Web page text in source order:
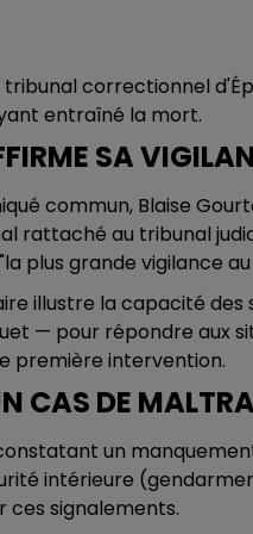
tribunal correctionnel
entraîné la mort.
SA
commun, Blaise
rattaché au tribunal
plus grande vigilance
illustre la capacité
— pour répondre aux
première intervention.
CAS DE
un
intérieure
signalements.